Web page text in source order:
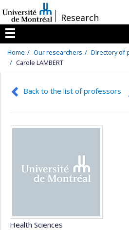
au
contenu
/Research
Menu
Home Our researchers
Directory of
Carole LAMBERT
Back to the list of professors
Health Sciences